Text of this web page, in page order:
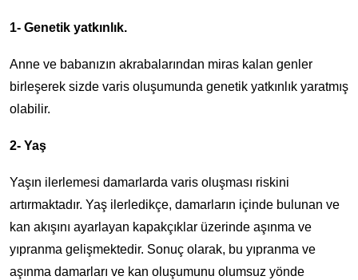
1- Genetik yatkınlık.
Anne ve babanızın akrabalarından miras kalan genler
birleşerek sizde varis oluşumunda genetik yatkınlık yaratmış
olabilir.
2- Yaş
Yaşın ilerlemesi damarlarda varis oluşması riskini
artırmaktadır. Yaş ilerledikçe, damarların içinde bulunan ve
kan akışını ayarlayan kapakçıklar üzerinde aşınma ve
yıpranma gelişmektedir. Sonuç olarak, bu yıpranma ve
aşınma damarları ve kan oluşumunu olumsuz yönde